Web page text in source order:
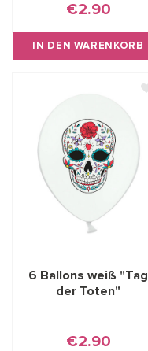
€2.90
IN DEN WARENKORB
6 Ballons weiß "Tag
der Toten"
€2.90